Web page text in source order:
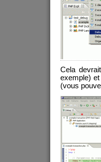
Cela
exemple)
(vous